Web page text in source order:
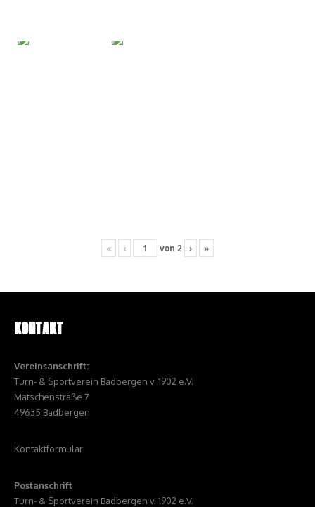
« ‹ von 2 › »
KONTAKT
Vereinsanschrift:
Turn- & Sportverein Badbergen v. 1902 e.V.
Matschenstraße 7
49635 Badbergen
Kontaktformular
Postanschrift
Turn- & Sportverein Badbergen v. 1902 e.V.